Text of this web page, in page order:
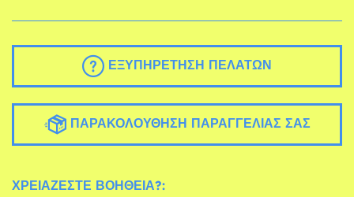
ΕΞΥΠΗΡΈΤΗΣΗ ΠΕΛΑΤΏΝ
ΠΑΡΑΚΟΛΟΎΘΗΣΗ ΠΑΡΑΓΓΕΛΊΑΣ ΣΑΣ
ΧΡΕΙΆΖΕΣΤΕ ΒΟΉΘΕΙΑ?: